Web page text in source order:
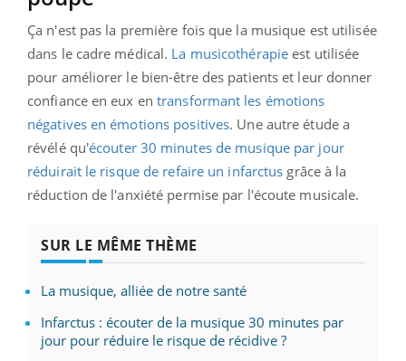
Ça n'est pas la première fois que la musique est utilisée
dans le cadre médical. La musicothérapie est utilisée
pour améliorer le bien-être des patients et leur donner
confiance en eux en transformant les émotions
négatives en émotions positives. Une autre étude a
révélé qu'écouter 30 minutes de musique par jour
réduirait le risque de refaire un infarctus grâce à la
réduction de l'anxiété permise par l'écoute musicale.
SUR LE MÊME THÈME
La musique, alliée de notre santé
Infarctus : écouter de la musique 30 minutes par
jour pour réduire le risque de récidive ?